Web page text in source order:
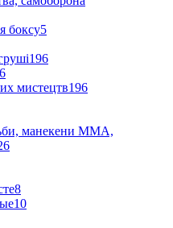
боксу5
196
мистецтв196
манекени ММА,
8
10